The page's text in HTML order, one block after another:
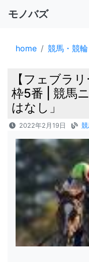
モノバズ
home 競馬・競
【フェブラ
枠5番 | 競馬
はなし」
2022年2月19日